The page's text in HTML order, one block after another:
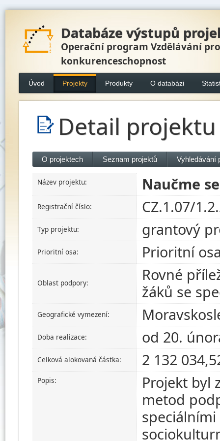
Databáze výstupů
Operační program Vzdělávání pro
konkurenceschopnost
Úvod Projekty Produkty O databázi
Detail projektu
O projektech Seznam projektů Vyhledávání
Název projektu: Naučme
Registrační číslo: CZ.1.07/
Typ projektu: grantový
Prioritní osa: Prioritní
Oblast podpory:
Rovné
žáků se
Geografické vymezení:
Doba realizace: od 20.
Celková alokovaná částka: 2 132
Popis:
Projekt byl
metod